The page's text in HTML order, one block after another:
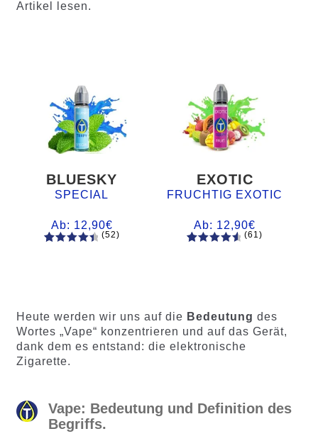
Artikel lesen.
BLUESKY
SPECIAL
Ab: 12,90€
d auf
Kundenb
ewertung
en
(52)
EXOTIC
FRUCHTIG EXOTIC
Ab: 12,90€
auf
Kundenb
ewertung
(61)
Heute werden wir uns auf die Bedeutung des
Wortes „Vape“ konzentrieren und auf das Gerät,
dank dem es entstand: die elektronische
Zigarette.
Vape: Bedeutung und Definition des
Begriffs.